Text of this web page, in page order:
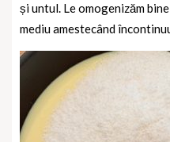
și untul. Le omogenizăm
mediu amestecând